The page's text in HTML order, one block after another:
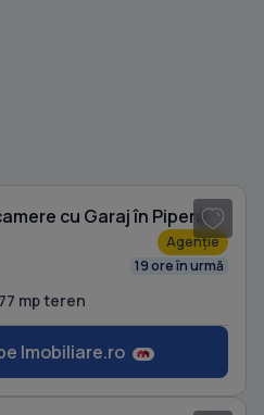
cu Garaj în Pipera
Agenție
19 ore în urmă
mp teren
Imobiliare.ro